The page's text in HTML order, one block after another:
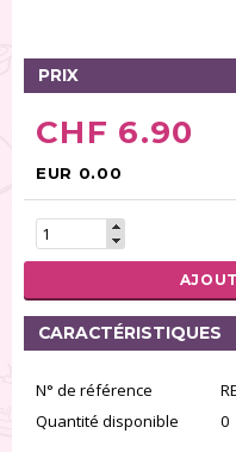
Rouleaux (18)
Emporte-pièces (167)
Bordures à gâteaux (35)
Outils pour pâte à
Presses à textures (26)
PRIX
CHF 6.90
EUR 0.00
CARACTÉRISTIQUES
N° de référence
Quantité disponible
0